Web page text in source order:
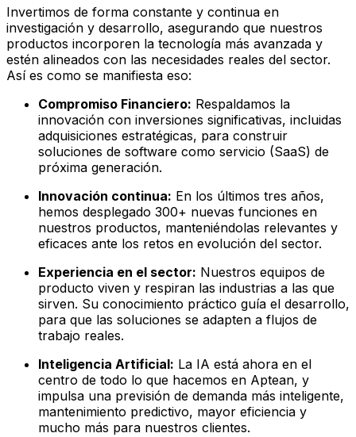
Invertimos de forma constante y continua en
investigación y desarrollo, asegurando que nuestros
productos incorporen la tecnología más avanzada y
estén alineados con las necesidades reales del sector.
Así es como se manifiesta eso:
Compromiso Financiero: Respaldamos la
innovación con inversiones significativas, incluidas
adquisiciones estratégicas, para construir
soluciones de software como servicio (SaaS) de
próxima generación.
Innovación continua: En los últimos tres años,
hemos desplegado 300+ nuevas funciones en
nuestros productos, manteniéndolas relevantes y
eficaces ante los retos en evolución del sector.
Experiencia en el sector: Nuestros equipos de
producto viven y respiran las industrias a las que
sirven. Su conocimiento práctico guía el desarrollo,
para que las soluciones se adapten a flujos de
trabajo reales.
Inteligencia Artificial: La IA está ahora en el
centro de todo lo que hacemos en Aptean, y
impulsa una previsión de demanda más inteligente,
mantenimiento predictivo, mayor eficiencia y
mucho más para nuestros clientes.